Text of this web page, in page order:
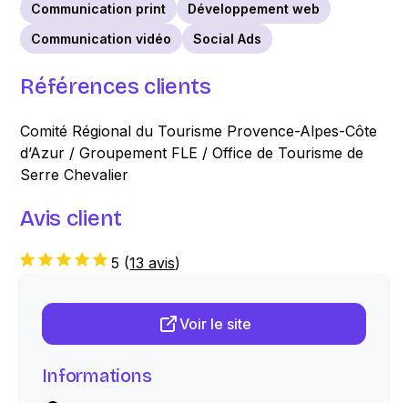
Communication print
Développement web
Communication vidéo
Social Ads
Références clients
Comité Régional du Tourisme Provence-Alpes-Côte
d’Azur / Groupement FLE / Office de Tourisme de
Serre Chevalier
Avis client
5 (13 avis)
Voir le site
Informations